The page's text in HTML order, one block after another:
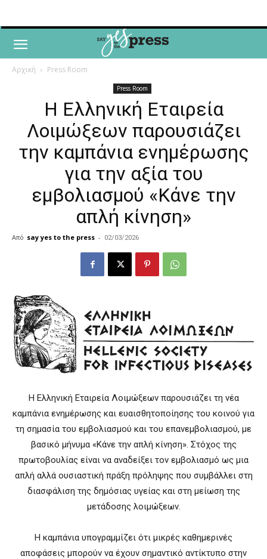
Αρχική Press Room
Press Room
Η Ελληνική Εταιρεία
Λοιμώξεων παρουσιάζει
την καμπάνια ενημέρωσης
για την αξία του
εμβολιασμού «Κάνε την
απλή κίνηση»
Από say yes to the press - 02/03/2026
Η Ελληνική Εταιρεία Λοιμώξεων παρουσιάζει τη νέα
καμπάνια ενημέρωσης και ευαισθητοποίησης του κοινού για
τη σημασία του εμβολιασμού και του επανεμβολιασμού, με
βασικό μήνυμα «Κάνε την απλή κίνηση». Στόχος της
πρωτοβουλίας είναι να αναδείξει τον εμβολιασμό ως μια
απλή αλλά ουσιαστική πράξη πρόληψης που συμβάλλει στη
διασφάλιση της δημόσιας υγείας και στη μείωση της
μετάδοσης λοιμώξεων.
Η καμπάνια υπογραμμίζει ότι μικρές καθημερινές
αποφάσεις μπορούν να έχουν σημαντικό αντίκτυπο στην